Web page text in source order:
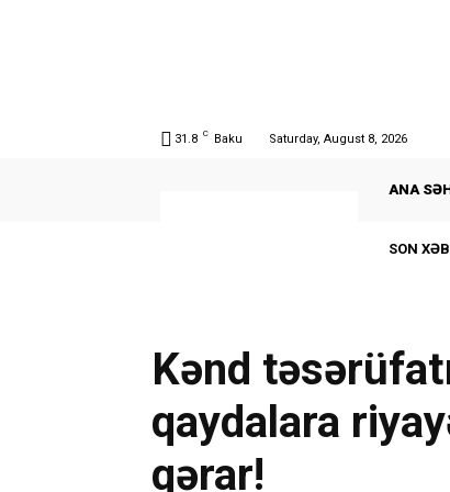
31.8 C Baku Saturday, August 8, 2026
ANA
SON
Kənd
qaydalara
qərar!